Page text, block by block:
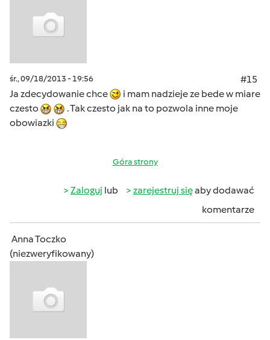
śr., 09/18/2013 - 19:56
#15
Ja zdecydowanie chce
i mam nadzieje ze bede w miare
czesto
. Tak czesto jak na to pozwola inne moje
obowiazki
Góra strony
Zaloguj lub zarejestruj sięaby dodawać
komentarze
Anna Toczko
(niezweryfikowany)